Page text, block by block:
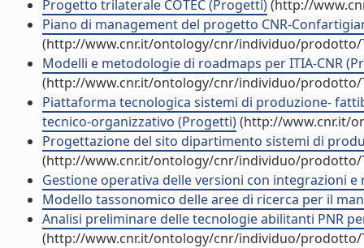
Progetto trilaterale COTEC (Progetti)(http://
Piano di management del progetto CNR-
(http://www.cnr.it/ontology/cnr/individuo/prodotto/
Modelli e metodologie di roadmaps per ITIA-CNR
(http://www.cnr.it/ontology/cnr/individuo/prodotto/
Piattaforma tecnologica sistemi di produzione-
tecnico-organizzativo (Progetti)(http://www.cnr.it/
Progettazione del sito dipartimento sistemi di
(http://www.cnr.it/ontology/cnr/individuo/prodotto/
Gestione operativa delle versioni con integrazioni e
Modello tassonomico delle aree di ricerca per il
Analisi preliminare delle tecnologie abilitanti PNR per
(http://www.cnr.it/ontology/cnr/individuo/prodotto/